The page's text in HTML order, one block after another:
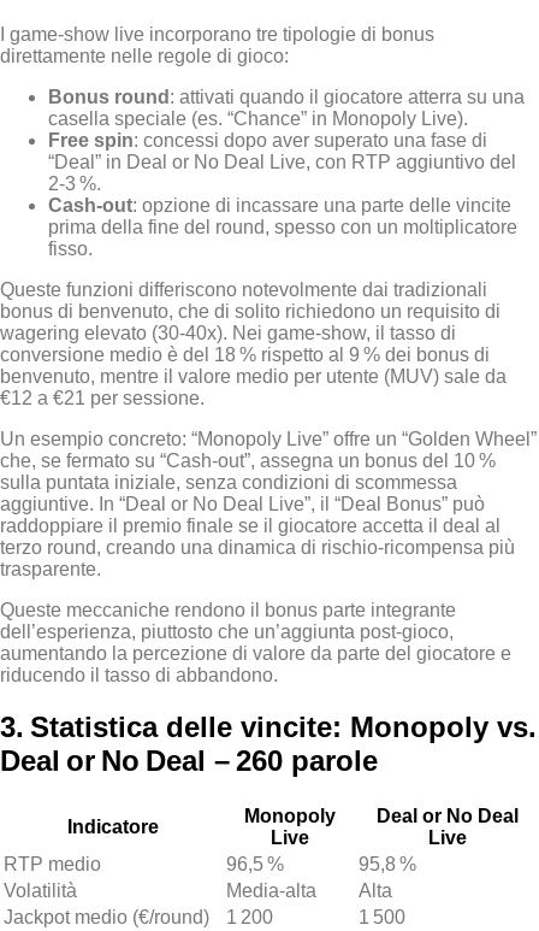
I game‑show live incorporano tre tipologie di bonus
direttamente nelle regole di gioco:
Bonus round : attivati quando il giocatore atterra su una
casella speciale (es. “Chance” in Monopoly Live).
Free spin: concessi dopo aver superato una fase di
“Deal” in Deal or No Deal Live, con RTP aggiuntivo del
2‑3 %.
Cash‑out: opzione di incassare una parte delle vincite
prima della fine del round, spesso con un moltiplicatore
fisso.
Queste funzioni differiscono notevolmente dai tradizionali
bonus di benvenuto, che di solito richiedono un requisito di
wagering elevato (30‑40x). Nei game‑show, il tasso di
conversione medio è del 18 % rispetto al 9 % dei bonus di
benvenuto, mentre il valore medio per utente (MUV) sale da
€12 a €21 per sessione.
Un esempio concreto: “Monopoly Live” offre un “Golden Wheel”
che, se fermato su “Cash‑out”, assegna un bonus del 10 %
sulla puntata iniziale, senza condizioni di scommessa
aggiuntive. In “Deal or No Deal Live”, il “Deal Bonus” può
raddoppiare il premio finale se il giocatore accetta il deal al
terzo round, creando una dinamica di rischio‑ricompensa più
trasparente.
Queste meccaniche rendono il bonus parte integrante
dell’esperienza, piuttosto che un’aggiunta post‑gioco,
aumentando la percezione di valore da parte del giocatore e
riducendo il tasso di abbandono.
3. Statistica delle vincite: Monopoly vs.
Deal or No Deal – 260 parole
Indicatore
Monopoly
Live
Deal or No Deal
Live
RTP medio
96,5 %
95,8 %
Volatilità
Media‑alta
Alta
Jackpot medio (€/round)
1 200
1 500